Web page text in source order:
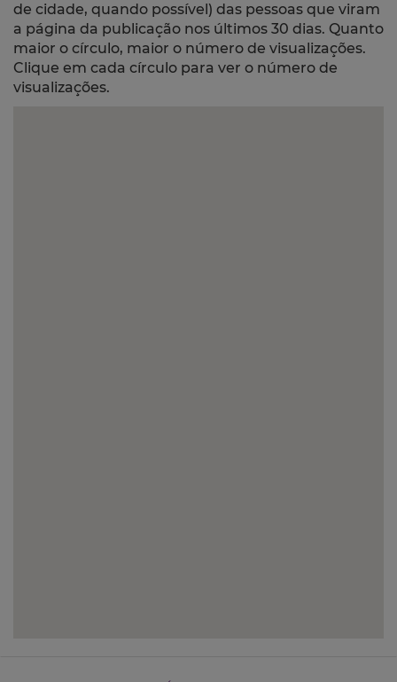
de cidade, quando possível) das pessoas que viram
a página da publicação nos últimos 30 dias. Quanto
maior o círculo, maior o número de visualizações.
Clique em cada círculo para ver o número de
visualizações.